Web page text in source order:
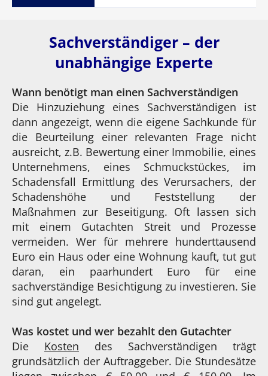
Sachverständiger – der
unabhängige Experte
Wann benötigt man einen Sachverständigen
Die Hinzuziehung eines Sachverständigen ist
dann angezeigt, wenn die eigene Sachkunde für
die Beurteilung einer relevanten Frage nicht
ausreicht, z.B. Bewertung einer Immobilie, eines
Unternehmens, eines Schmuckstückes, im
Schadensfall Ermittlung des Verursachers, der
Schadenshöhe und Feststellung der
Maßnahmen zur Beseitigung. Oft lassen sich
mit einem Gutachten Streit und Prozesse
vermeiden. Wer für mehrere hunderttausend
Euro ein Haus oder eine Wohnung kauft, tut gut
daran, ein paarhundert Euro für eine
sachverständige Besichtigung zu investieren. Sie
sind gut angelegt.
Was kostet und wer bezahlt den Gutachter
Die Kosten des Sachverständigen trägt
grundsätzlich der Auftraggeber. Die Stundesätze